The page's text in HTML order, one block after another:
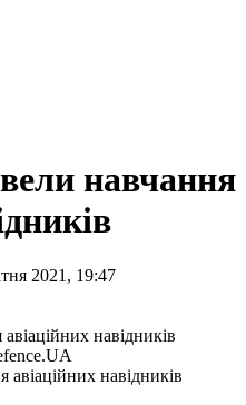
навчання
2021, 19:47
навідників